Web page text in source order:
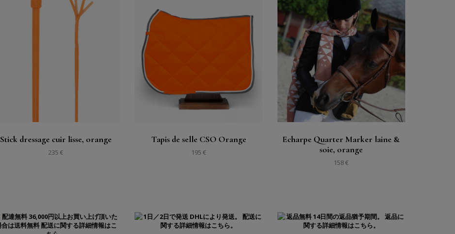
Stick dressage cuir lisse, orange
235 €
Tapis de selle CSO Orange
195 €
見る 購入する
Echarpe Quarter Marker laine &
soie, orange
158 €